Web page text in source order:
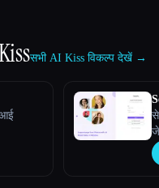
सभी AI Kiss विकल्प देखें →